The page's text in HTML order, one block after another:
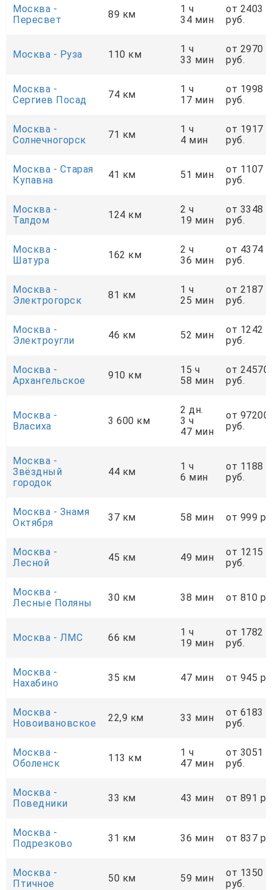
Москва -
Пересвет
89 км
1 ч
34 мин
от 2403
руб.
Москва - Руза 110 км
1 ч
33 мин
от 2970
руб.
Москва -
Сергиев Посад
74 км
1 ч
17 мин
от 1998
руб.
Москва -
Солнечногорск
71 км
1 ч
4 мин
от 1917
руб.
Москва - Старая
Купавна
41 км 51 мин
от 1107
руб.
Москва -
Талдом
124 км
2 ч
19 мин
от 3348
руб.
Москва -
Шатура
162 км
2 ч
36 мин
от 4374
руб.
Москва -
Электрогорск
81 км
1 ч
25 мин
от 2187
руб.
Москва -
Электроугли
46 км 52 мин
от 1242
руб.
Москва -
Архангельское
910 км
15 ч
58 мин
от 24570
руб.
Москва -
Власиха
3 600 км
2 дн.
3 ч
47 мин
от 97200
руб.
Москва -
Звёздный
городок
44 км
1 ч
6 мин
от 1188
руб.
Москва - Знамя
Октября
37 км 58 мин от 999
Москва -
Лесной
45 км 49 мин
от 1215
руб.
Москва -
Лесные Поляны
30 км 38 мин от 810
Москва - ЛМС 66 км
1 ч
19 мин
от 1782
руб.
Москва -
Нахабино
35 км 47 мин от 945
Москва -
Новоивановское
22,9 км 33 мин
от 6183
руб.
Москва -
Оболенск
113 км
1 ч
47 мин
от 3051
руб.
Москва -
Поведники
33 км 43 мин от 891
Москва -
Подрезково
31 км 36 мин от 837
Москва -
Птичное
50 км 59 мин
от 1350
руб.